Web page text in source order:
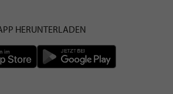
HERUNTERLADEN